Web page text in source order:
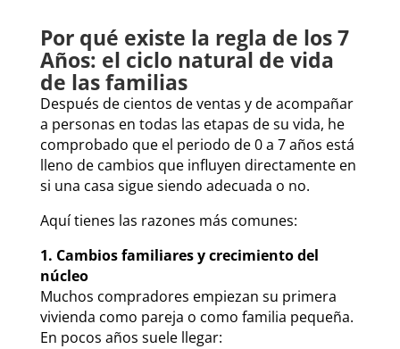
Por qué existe la regla de los 7
Años: el ciclo natural de vida
de las familias
Después de cientos de ventas y de acompañar
a personas en todas las etapas de su vida, he
comprobado que el periodo de 0 a 7 años está
lleno de cambios que influyen directamente en
si una casa sigue siendo adecuada o no.
Aquí tienes las razones más comunes:
1. Cambios familiares y crecimiento del
núcleo
Muchos compradores empiezan su primera
vivienda como pareja o como familia pequeña.
En pocos años suele llegar: